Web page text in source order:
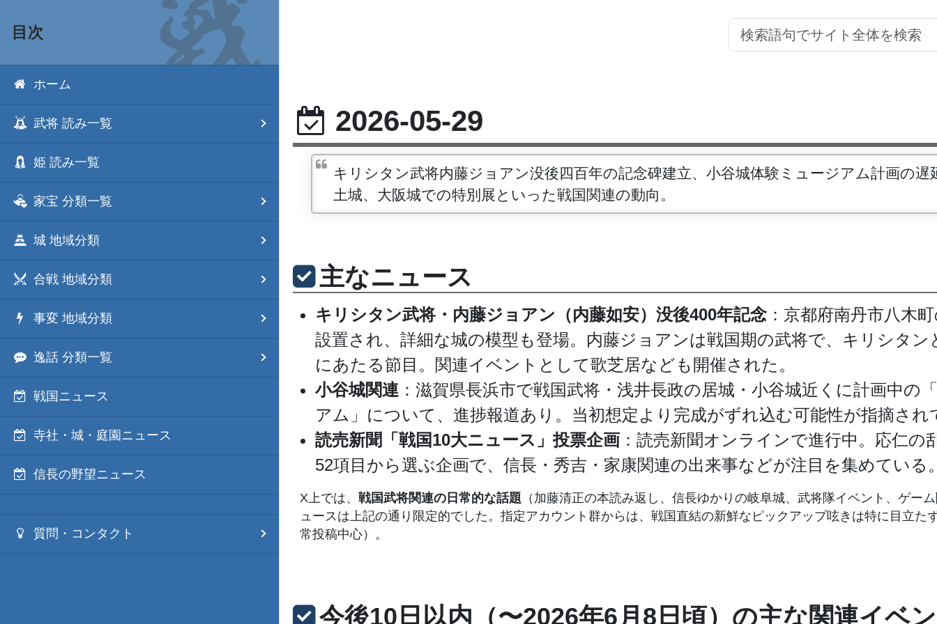
目次
ホーム
武将 読み一覧
姫 読み一覧
家宝 分類一覧
城 地域分類
合戦 地域分類
事変 地域分類
逸話 分類一覧
戦国ニュース
寺社・城・庭園ニュース
信長の野望ニュース
質問・コンタクト
2026-05-29
キリシタン武将内藤ジョアン没後四百年の記念碑建立、小谷城体験ミュージアム計画の遅
土城、大阪城での特別展といった戦国関連の動向。
主なニュース
キリシタン武将・内藤ジョアン（内藤如安）没後400年記念：京都府南丹市八木
設置され、詳細な城の模型も登場。内藤ジョアンは戦国期の武将で、キリシタ
にあたる節目。関連イベントとして歌芝居なども開催された。
小谷城関連 ：滋賀県長浜市で戦国武将・浅井長政の居城・小谷城近くに計画中の
アム」について、進捗報道あり。当初想定より完成がずれ込む可能性が指摘され
読売新聞「戦国10大ニュース」投票企画 ：読売新聞オンラインで進行中。応仁
52項目から選ぶ企画で、信長・秀吉・家康関連の出来事などが注目を集めている
X上では、 戦国武将関連の日常的な話題 （加藤清正の本読み返し、信長ゆかりの岐阜城、武将隊イベント、ゲー
ュースは上記の通り限定的でした。指定アカウント群からは、戦国直結の新鮮なピックアップ呟きは特に目立た
常投稿中心）。
今後10日以内（〜2026年6月8日頃）の主な関連イベ